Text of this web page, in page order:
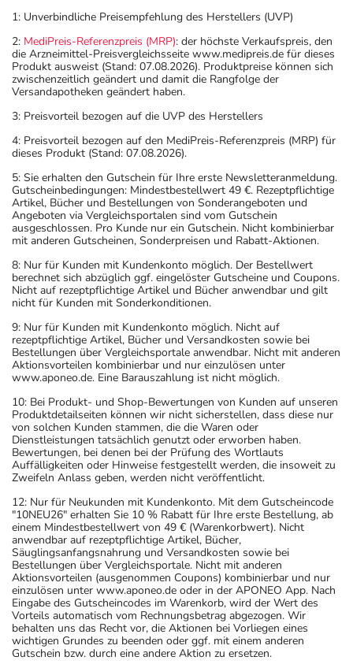
Bei Maligner Otitis externa: Erwachsene
1 1/2
Tabletten
Bei komplizierter
Harnblasenentzündung,
der Niere und bei
Infektionen des Magen-
Darm-Traktes:
Erwachsene 1 Tablette 2-
Bei Milzbrand: Erwachsene 1 Tablette
Zur Vorbeugung gegen
Hirnhautentzündung
Erwachsene 1 Tablette 1
Anwendungshinweise
Die Gesamtdosis sollte nicht ohne Rücksprache mit
Art der Anwendung?
Nehmen Sie das Arzneimittel unzerkaut mit Flüssigkeit
(z.B. 1 Glas Wasser) ein.
Dauer der Anwendung?
Die Anwendungsdauer richtet sich nach Art d
Wichtige Hinweise
1: Unverbindliche Preisempfehlung des Herstellers (UVP)
2: MediPreis-Referenzpreis (MRP): der höchste Verkaufspreis, den
die Arzneimittel-Preisvergleichsseite www.medipreis.de für dieses
Produkt ausweist (Stand: 07.08.2026). Produktpreise können sich
zwischenzeitlich geändert und damit die Rangfolge der
Versandapotheken geändert haben.
3: Preisvorteil bezogen auf die UVP des Herstellers
4: Preisvorteil bezogen auf den MediPreis-Referenzpreis (MRP) für
dieses Produkt (Stand: 07.08.2026).
5: Sie erhalten den Gutschein für Ihre erste Newsletteranmeldung.
Gutscheinbedingungen: Mindestbestellwert 49 €. Rezeptpflichtige
Artikel, Bücher und Bestellungen von Sonderangeboten und
Angeboten via Vergleichsportalen sind vom Gutschein
ausgeschlossen. Pro Kunde nur ein Gutschein. Nicht kombinierbar
mit anderen Gutscheinen, Sonderpreisen und Rabatt-Aktionen.
8: Nur für Kunden mit Kundenkonto möglich. Der Bestellwert
berechnet sich abzüglich ggf. eingelöster Gutscheine und Coupons.
Nicht auf rezeptpflichtige Artikel und Bücher anwendbar und gilt
nicht für Kunden mit Sonderkonditionen.
9: Nur für Kunden mit Kundenkonto möglich. Nicht auf
rezeptpflichtige Artikel, Bücher und Versandkosten sowie bei
Bestellungen über Vergleichsportale anwendbar. Nicht mit anderen
Aktionsvorteilen kombinierbar und nur einzulösen unter
www.aponeo.de. Eine Barauszahlung ist nicht möglich.
10: Bei Produkt- und Shop-Bewertungen von Kunden auf unseren
Produktdetailseiten können wir nicht sicherstellen, dass diese nur
von solchen Kunden stammen, die die Waren oder
Dienstleistungen tatsächlich genutzt oder erworben haben.
Bewertungen, bei denen bei der Prüfung des Wortlauts
Auffälligkeiten oder Hinweise festgestellt werden, die insoweit zu
Zweifeln Anlass geben, werden nicht veröffentlicht.
12: Nur für Neukunden mit Kundenkonto. Mit dem Gutscheincode
"10NEU26" erhalten Sie 10 % Rabatt für Ihre erste Bestellung, ab
einem Mindestbestellwert von 49 € (Warenkorbwert). Nicht
anwendbar auf rezeptpflichtige Artikel, Bücher,
Säuglingsanfangsnahrung und Versandkosten sowie bei
Bestellungen über Vergleichsportale. Nicht mit anderen
Aktionsvorteilen (ausgenommen Coupons) kombinierbar und nur
einzulösen unter www.aponeo.de oder in der APONEO App. Nach
Eingabe des Gutscheincodes im Warenkorb, wird der Wert des
Vorteils automatisch vom Rechnungsbetrag abgezogen. Wir
behalten uns das Recht vor, die Aktionen bei Vorliegen eines
wichtigen Grundes zu beenden oder ggf. mit einem anderen
Gutschein bzw. durch eine andere Aktion zu ersetzen.